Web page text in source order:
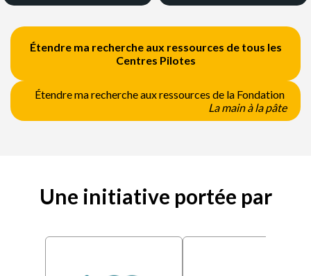
Étendre ma recherche aux ressources de tous les
Centres Pilotes
Étendre ma recherche aux ressources de la Fondation
La main à la pâte
Une initiative portée par